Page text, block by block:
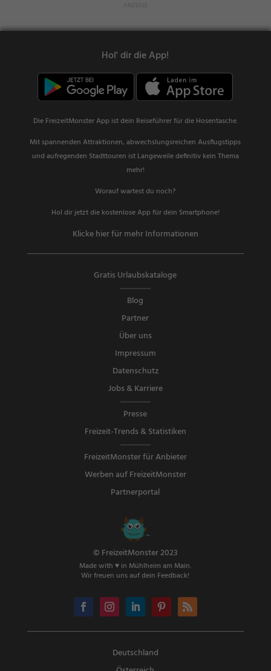
Hol' dir die App!
Die FreizeitMonster App ist dein Reiseführer für die Hosentasche.
Mit spannenden Attraktionen, abwechslungsreichen Ausflugstipps
und aufregenden Stadttouren ist Langeweile definitiv kein Thema
mehr!
Worauf wartest du noch?
Hol dir jetzt die kostenlose App für dein Smartphone!
Klicke hier für mehr Informationen
Gratis Urlaubskataloge
Blog
Partner
Über uns
Impressum
Datenschutz
Jobs & Karriere
Presse
Freizeit-Trends & Statistiken
FreizeitMonster für Anbieter
Werben auf FreizeitMonster
Partnerportal
© FreizeitMonster 2023
Made with ♥ in Mühlheim am Main.
Wir freuen uns auf dein Feedback!
Deutschland